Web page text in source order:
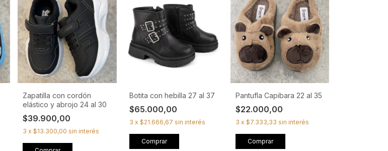
Zapatilla con cordón
elástico y abrojo 24 al 30
$39.900,00
3 x$13.300,00 sin interés
Botita con hebilla 27 al 37
$65.000,00
3 x $21.666,67 sin interés
Comprar
Pantufla Capibara 22 al 35
$22.000,00
3 x $7.333,33 sin interés
Comprar